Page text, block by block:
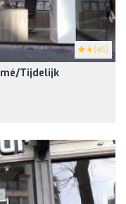
4 (45)
tijdelijk